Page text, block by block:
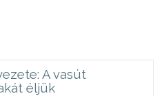
A vasút
éljük